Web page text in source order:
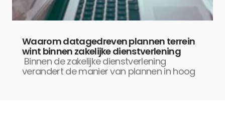
Waarom datagedreven plannen terrein
wint binnen zakelijke dienstverlening
Binnen de zakelijke dienstverlening
verandert de manier van plannen in hoog